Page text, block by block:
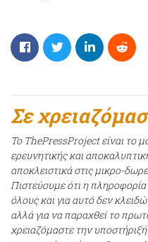
Σε
Το ThePressProject είναι το
ερευνητικής και
αποκλειστικά στις μικρο-
Πιστεύουμε ότι η πληροφορία
όλους και για αυτό δεν
αλλά για να παραχθεί το
χρειαζόμαστε την